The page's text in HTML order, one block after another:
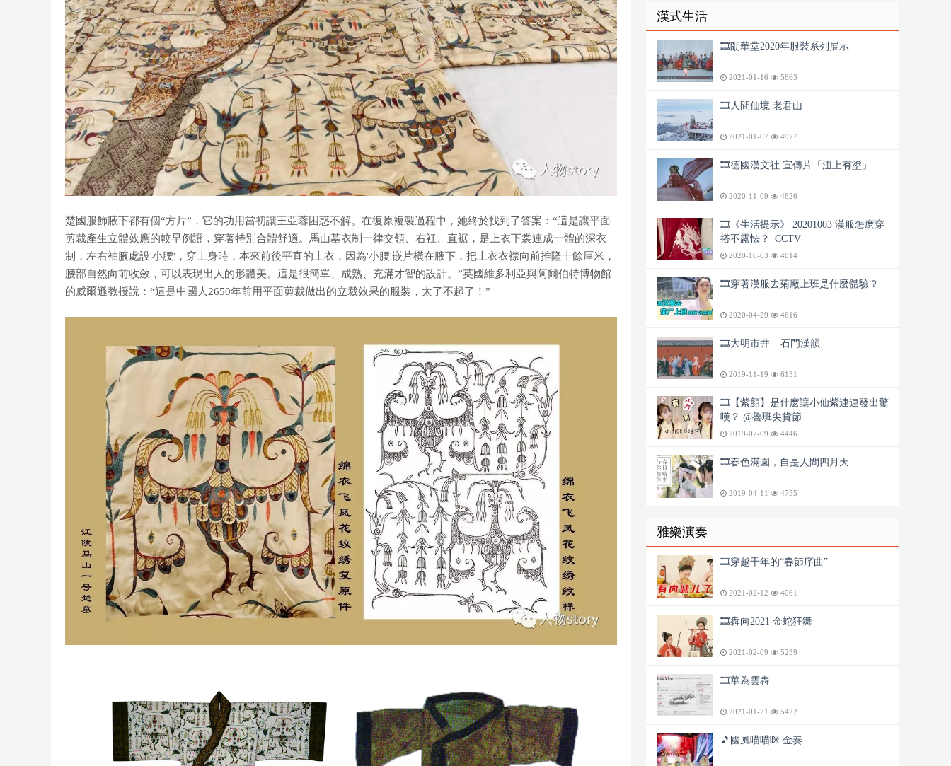
楚國服飾腋下都有個“方片”，它的功用當初讓王亞蓉困惑不解。在復原複製過程中，她終於找到了答案：“這是讓平面
剪裁產生立體效應的較早例證，穿著特別合體舒適。馬山墓衣制一律交領、右衽、直裾，是上衣下裳連成一體的深衣
制，左右袖腋處設'小腰'，穿上身時，本來前後平直的上衣，因為'小腰'嵌片橫在腋下，把上衣衣襟向前推隆十餘厘米，
腰部自然向前收斂，可以表現出人的形體美。這是很簡單、成熟、充滿才智的設計。”英國維多利亞與阿爾伯特博物館
的威爾遜教授說：“這是中國人2650年前用平面剪裁做出的立裁效果的服裝，太了不起了！”
漢式生活
🎞️朙華堂2020年服裝系列展示
2021-01-16 5663
🎞️人間仙境 老君山
2021-01-07 4977
🎞️德國漢文社 宣傳片「洫上有塗」
2020-11-09 4826
🎞️《生活提示》 20201003 漢服怎麽穿
搭不露怯？| CCTV
2020-10-03 4814
🎞️穿著漢服去菊廠上班是什麼體驗？
2020-04-29 4616
🎞️大明市井 – 石門漢韻
2019-11-19 6131
🎞️【紫顏】是什麽讓小仙紫連連發出驚
嘆？ @魯班尖貨節
2019-07-09 4446
🎞️春色滿園，自是人間四月天
2019-04-11 4755
雅樂演奏
🎞️穿越千年的“春節序曲”
2021-02-12 4061
🎞️犇向2021 金蛇狂舞
2021-02-09 5239
🎞️華為雲犇
2021-01-21 5422
🎵國風喵喵咪 金奏